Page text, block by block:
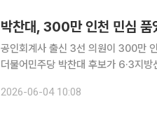
박찬대, 300만 인천 민심
공인회계사 출신 3선 의원이 300만
더불어민주당 박찬대 후보가 6·3지
(52.84%)를 획득해 70만5609표
2026-06-04 10:08